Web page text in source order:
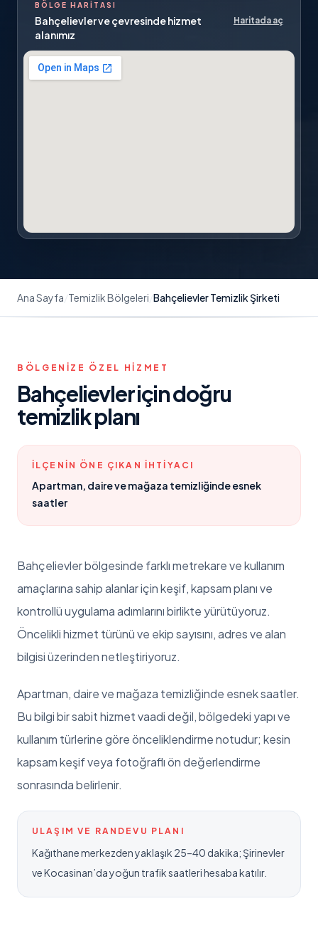
BÖLGE HARITASI
Bahçelievlerve çevresinde hizmet
alanımız
Haritada aç
Ana Sayfa Temizlik Bölgeleri Bahçelievler Temizlik Şirketi
BÖLGENIZE ÖZEL HIZMET
Bahçelievleriçin doğru
temizlik planı
İLÇENIN ÖNE ÇIKAN IHTIYACI
Apartman, daire ve mağaza temizliğinde esnek
saatler
Bahçelievlerbölgesinde farklı metrekare ve kullanım
amaçlarına sahip alanlar için keşif, kapsam planı ve
kontrollü uygulama adımlarını birlikte yürütüyoruz.
Öncelikli hizmet türünü ve ekip sayısını, adres ve alan
bilgisi üzerinden netleştiriyoruz.
Apartman, daire ve mağaza temizliğinde esnek saatler.
Bu bilgi bir sabit hizmet vaadi değil, bölgedeki yapı ve
kullanım türlerine göre önceliklendirme notudur; kesin
kapsam keşif veya fotoğraflı ön değerlendirme
sonrasında belirlenir.
ULAŞIM VE RANDEVU PLANI
Kağıthane merkezden yaklaşık 25–40 dakika; Şirinevler
ve Kocasinan’da yoğun trafik saatleri hesaba katılır.